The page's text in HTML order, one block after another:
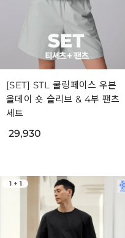
[SET] STL 쿨링페이스 우븐
올데이 숏 슬리브 & 4부 팬츠
세트
29,930